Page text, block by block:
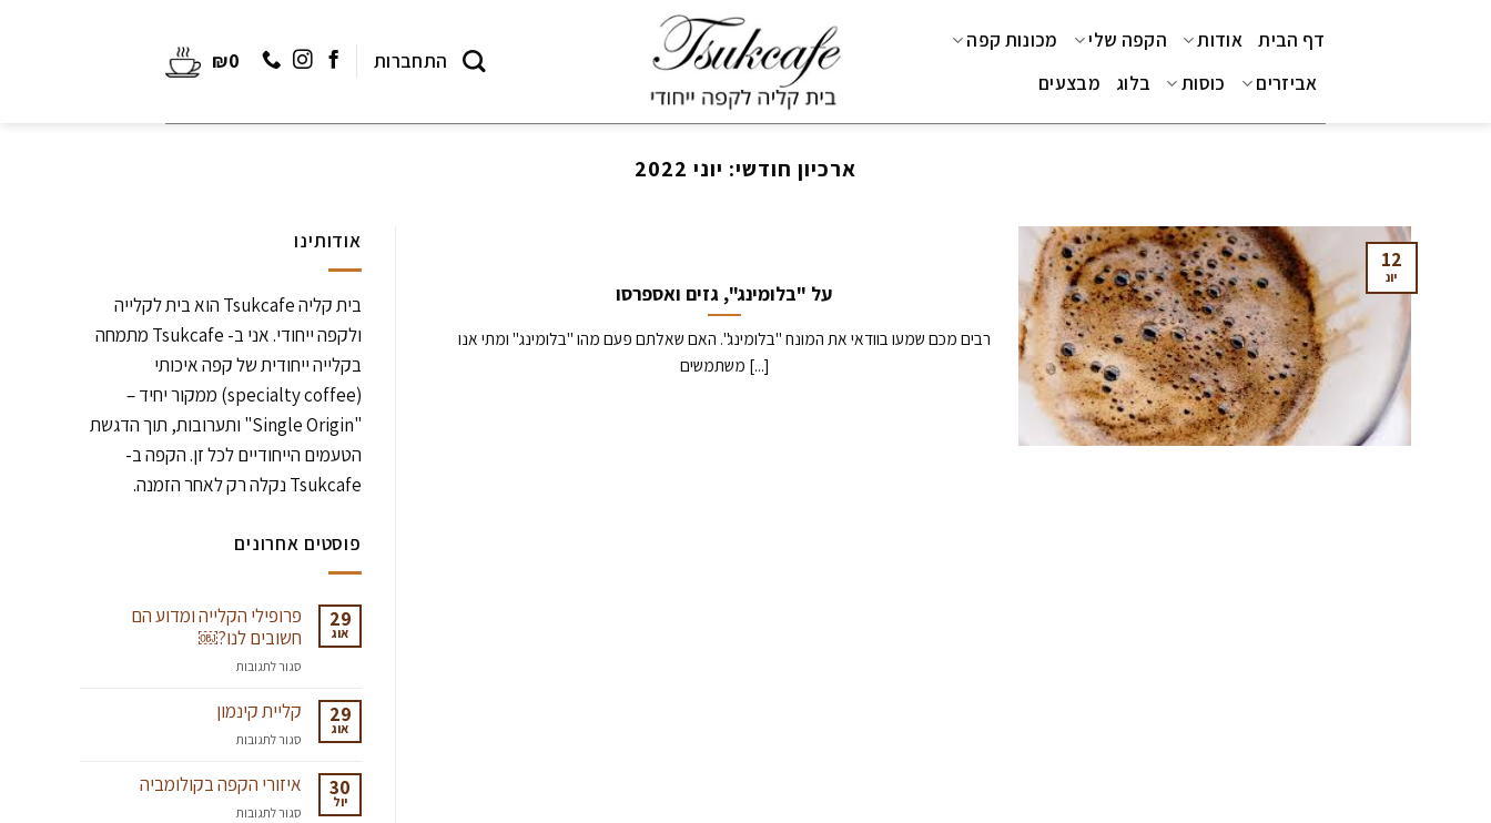
דף הבית אודות הקפה שלי
מכונות קפה
אביזרים
כוסות בלוג מבצעים
התחברות ₪0
ארכיון חודשי: יוני 2022
על "בלומינג", גזים ואספרסו
רבים מכם שמעו בוודאי את המונח "בלומינג". האם שאלתם פעם מהו "בלומינג" ומתי אנו
משתמשים [...]
12
יונ
אודותינו
בית קליה Tsukcafe הוא בית לקלייה
ולקפה ייחודי. אני ב- Tsukcafe מתמחה
בקלייה ייחודית של קפה איכותי
(specialty coffee) ממקור יחיד –
"Single Origin" ותערובות, תוך הדגשת
הטעמים הייחודיים לכל זן. הקפה ב-
Tsukcafe נקלה רק לאחר הזמנה.
פוסטים אחרונים
29
אוג
פרופילי הקלייה ומדוע הם
חשובים לנו?￼
סגור לתגובותעל
הקלייה
הם
לנו?
￼
29
אוג
קליית קינמון
סגור לתגובותעל
קינמון
30
יול
איזורי הקפה בקולומביה
סגור לתגובותעל